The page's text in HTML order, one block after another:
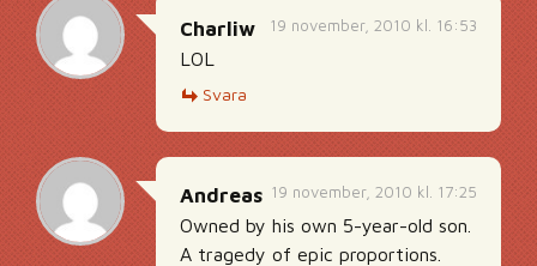
19 november, 2010 kl. 16:53
Charliw
LOL
Svara
19 november, 2010 kl. 17:25
Andreas
Owned by his own 5-year-old son.
A tragedy of epic proportions.